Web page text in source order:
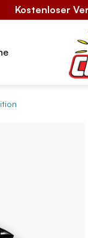
Kostenloser